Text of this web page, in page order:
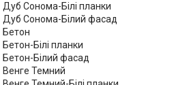
Дуб Сонома-Білі планки
Дуб Сонома-Білий фасад
Бетон
Бетон-Білі планки
Бетон-Білий фасад
Венге Темний